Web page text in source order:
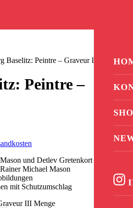
Baselitz: Peintre – Graveur III
Peintre –
und Detlev Gretenkort
Michael Mason
mit Schutzumschlag
III Menge